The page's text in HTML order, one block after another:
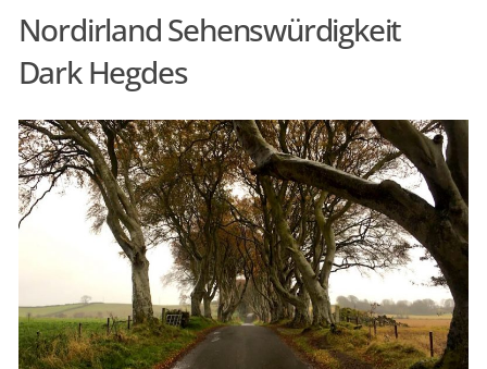
Nordirland Sehenswürdigkeit
Dark Hegdes